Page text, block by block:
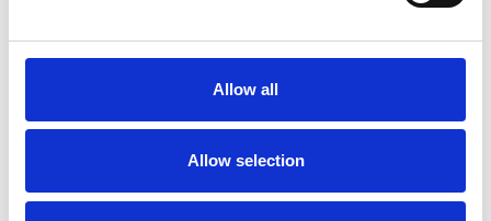
Allow all
Allow selection